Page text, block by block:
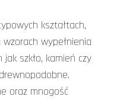
kształtach,
wypełnienia
szkło, kamień czy
oraz mnogość